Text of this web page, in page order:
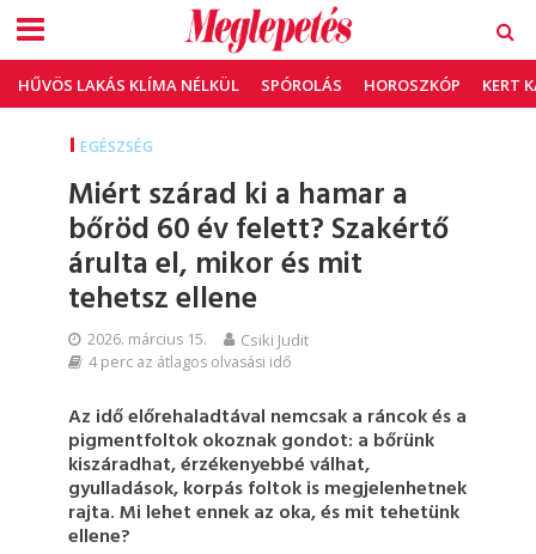
HŰVÖS LAKÁS KLÍMA NÉLKÜL SPÓROLÁS HOROSZKÓP KERT
EGÉSZSÉG
Miért szárad ki a hamar a
bőröd 60 év felett? Szakértő
árulta el, mikor és mit
tehetsz ellene
2026. március 15. Csiki Judit
4 perc az átlagos olvasási idő
Az idő előrehaladtával nemcsak a ráncok és a
pigmentfoltok okoznak gondot: a bőrünk
kiszáradhat, érzékenyebbé válhat,
gyulladások, korpás foltok is megjelenhetnek
rajta. Mi lehet ennek az oka, és mit tehetünk
ellene?